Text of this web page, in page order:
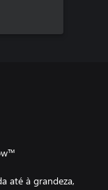
até à grandeza,